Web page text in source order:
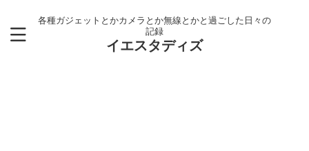
各種ガジェットとかカメラとか無線とかと過ごした日々の
記録
イエスタディズ